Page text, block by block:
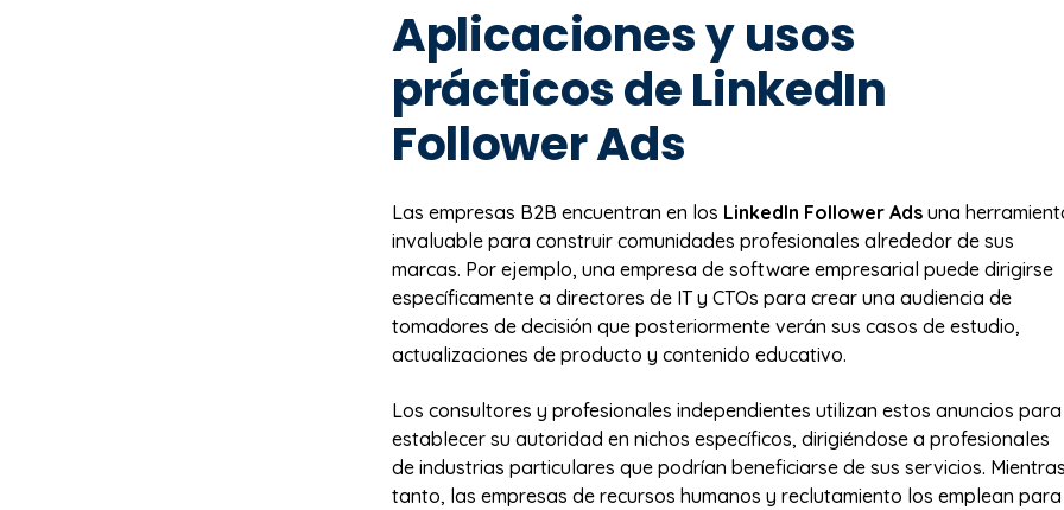
Aplicaciones y usos
prácticos de LinkedIn
Follower Ads
Las empresas B2B encuentran en los LinkedIn Follower Ads una
invaluable para construir comunidades profesionales alrededor de sus
marcas. Por ejemplo, una empresa de software empresarial puede dirigirse
específicamente a directores de IT y CTOs para crear una audiencia de
tomadores de decisión que posteriormente verán sus casos de estudio,
actualizaciones de producto y contenido educativo.
Los consultores y profesionales independientes utilizan estos anuncios para
establecer su autoridad en nichos específicos, dirigiéndose a profesionales
de industrias particulares que podrían beneficiarse de sus servicios.
tanto, las empresas de recursos humanos y reclutamiento los emplean para